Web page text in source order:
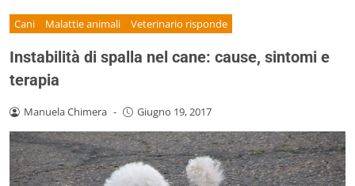
Cani Malattie animali Veterinario risponde
Instabilità di spalla nel cane: cause, sintomi e
terapia
Manuela Chimera - Giugno 19, 2017